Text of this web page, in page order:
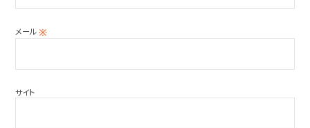
メール※
サイト